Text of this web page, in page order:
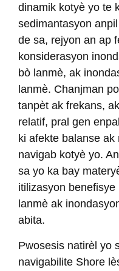
dinamik kotyè yo te
sedimantasyon
de sa, rejyon an ap
konsiderasyon
bò lanmè, ak
lanmè. Chanjman
tanpèt ak frekans,
relatif, pral gen
ki afekte balanse
navigab kotyè yo.
sa yo ka bay
itilizasyon
lanmè ak
abita.
Pwosesis natirèl yo
navigabilite Shore